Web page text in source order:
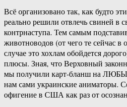
Всё организовано так, как будто
реально решили отвлечь свиней в
контрнаступа. Тем самым
животноводов (от чего те сейчас
случае это хохлам обойдется
плюсы. Зная, что Верховный
мы получили карт-бланш на
нам сами украинские аниматоры.
офигение в США как раз от